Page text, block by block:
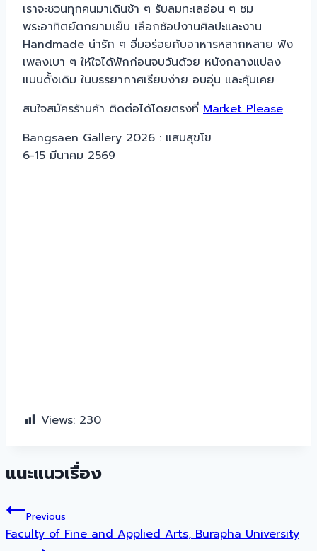
เราจะชวนทุกคนมาเดินช้า ๆ รับลมทะเลอ่อน ๆ ชม
พระอาทิตย์ตกยามเย็น เลือกช้อปงานศิลปะและงาน
Handmade น่ารัก ๆ อิ่มอร่อยกับอาหารหลากหลาย ฟัง
เพลงเบา ๆ ให้ใจได้พักก่อนจบวันด้วย หนังกลางแปลง
แบบดั้งเดิม ในบรรยากาศเรียบง่าย อบอุ่น และคุ้นเคย
สนใจสมัครร้านค้า ติดต่อได้โดยตรงที่ Market Please
Bangsaen Gallery 2026 : แสนสุขโข
6-15 มีนาคม 2569
Views: 230
แนะแนวเรื่อง
Previous
Faculty of Fine and Applied Arts, Burapha University